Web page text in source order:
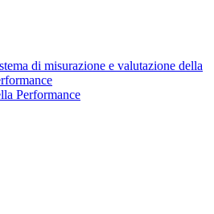
di misurazione e valutazione della
Performance